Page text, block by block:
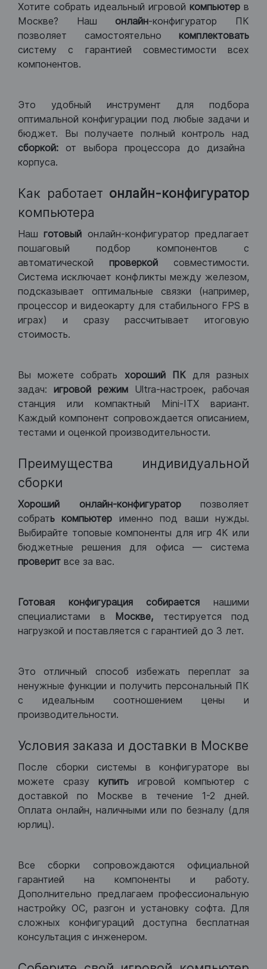
Хотите собрать идеальный игровой компьютер в
Москве? Нашонлайн-конфигуратор ПК
позволяет самостоятельно комплектовать
систему с гарантией совместимости всех
компонентов.
Это удобный инструмент для подбора
оптимальной конфигурации под любые задачи и
бюджет. Вы получаете полный контроль над
сборкой: от выбора процессора до дизайна
корпуса.
Как работает онлайн-конфигуратор
компьютера
Нашготовый онлайн-конфигуратор предлагает
пошаговый подбор компонентов с
автоматической проверкой совместимости.
Система исключает конфликты между железом,
подсказывает оптимальные связки (например,
процессор и видеокарту для стабильного FPS в
играх) и сразу рассчитывает итоговую
стоимость.
Вы можете собрать хороший ПКдля разных
задач: игровой режим Ultra-настроек, рабочая
станция или компактный Mini-ITX вариант.
Каждый компонент сопровождается описанием,
тестами и оценкой производительности.
Преимущества индивидуальной
сборки
Хороший онлайн-конфигураторпозволяет
собрать компьютер именно под ваши нужды.
Выбирайте топовые компоненты для игр 4К или
бюджетные решения для офиса — система
проверит все за вас.
Готовая конфигурация собираетсянашими
специалистами в Москве, тестируется под
нагрузкой и поставляется с гарантией до 3 лет.
Это отличный способ избежать переплат за
ненужные функции и получить персональный ПК
с идеальным соотношением цены и
производительности.
Условия заказа и доставки в Москве
После сборки системы в конфигураторе вы
можете сразу купить игровой компьютер с
доставкой по Москве в течение 1-2 дней.
Оплата онлайн, наличными или по безналу (для
юрлиц).
Все сборки сопровождаются официальной
гарантией на компоненты и работу.
Дополнительно предлагаем профессиональную
настройку ОС, разгон и установку софта. Для
сложных конфигураций доступна бесплатная
консультация с инженером.